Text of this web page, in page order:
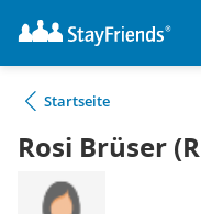
Startseite
Rosi Brüser